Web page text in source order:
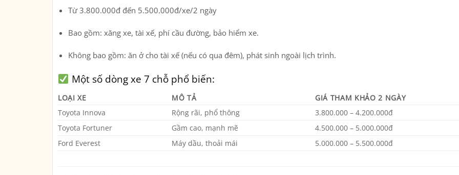
Từ 3.800.000đ đến 5.500.000đ/xe/2 ngày
Bao gồm: xăng xe, tài xế, phí cầu đường, bảo hiểm xe.
Không bao gồm: ăn ở cho tài xế (nếu có qua đêm), phát sinh ngoài lịch trình.
Một số dòng xe 7 chỗ phổ biến:
LOẠI XE MÔ TẢ
GIÁ THAM KHẢO 2 NGÀY
Toyota Innova
Rộng rãi, phổ thông
3.800.000 – 4.200.000đ
Toyota Fortuner
Gầm cao, mạnh mẽ
4.500.000 – 5.000.000đ
Ford Everest
Máy dầu, thoải mái 5.000.000 – 5.500.000đ